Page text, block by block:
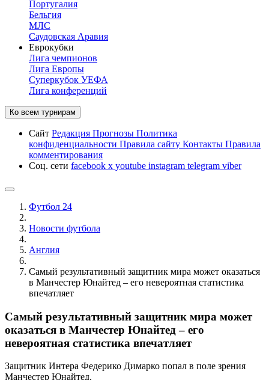
Португалия
Бельгия
МЛС
Саудовская Аравия
Еврокубки
Лига чемпионов
Лига Европы
Суперкубок УЕФА
Лига конференций
Ко всем турнирам
Сайт Редакция Прогнозы Политика
конфиденциальности Правила сайту Контакты Правила
комментирования
Соц. сети facebook x youtube instagram telegram viber
Футбол 24
Новости футбола
Англия
Самый результативный защитник мира может оказаться
в Манчестер Юнайтед – его невероятная статистика
впечатляет
Самый результативный защитник мира может
оказаться в Манчестер Юнайтед – его
невероятная статистика впечатляет
Защитник Интера Федерико Димарко попал в поле зрения
Манчестер Юнайтед.